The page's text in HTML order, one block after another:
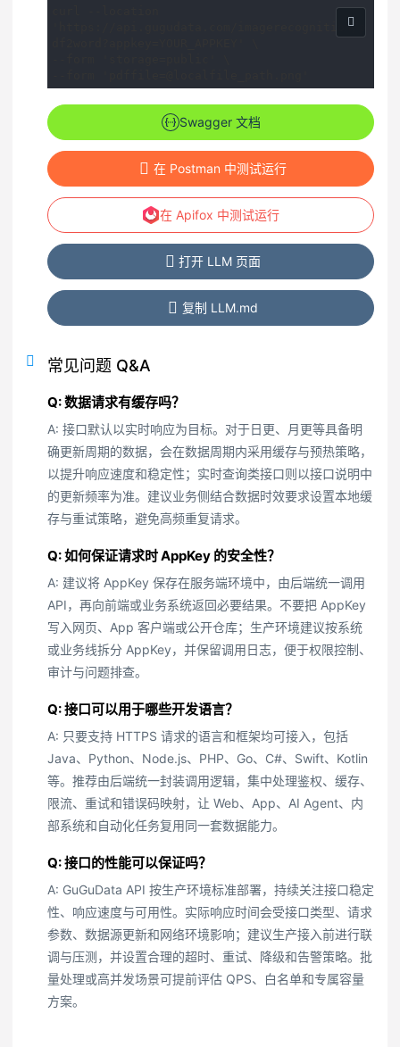
'https://api.gugudata.com/imagerecognition/p
Swagger 文档
在 Postman 中测试运行
在 Apifox 中测试运行
打开 LLM 页面
复制 LLM.md
常见问题 Q&A
Q: 数据请求有缓存吗？
A: 接口默认以实时响应为目标。对于日更、月更等具备明
确更新周期的数据，会在数据周期内采用缓存与预热策略，
以提升响应速度和稳定性；实时查询类接口则以接口说明中
的更新频率为准。建议业务侧结合数据时效要求设置本地缓
存与重试策略，避免高频重复请求。
Q: 如何保证请求时 AppKey 的安全性？
A: 建议将 AppKey 保存在服务端环境中，由后端统一调用
API，再向前端或业务系统返回必要结果。不要把 AppKey
写入网页、App 客户端或公开仓库；生产环境建议按系统
或业务线拆分 AppKey，并保留调用日志，便于权限控制、
审计与问题排查。
Q: 接口可以用于哪些开发语言？
A: 只要支持 HTTPS 请求的语言和框架均可接入，包括
Java、Python、Node.js、PHP、Go、C#、Swift、Kotlin
等。推荐由后端统一封装调用逻辑，集中处理鉴权、缓存、
限流、重试和错误码映射，让 Web、App、AI Agent、内
部系统和自动化任务复用同一套数据能力。
Q: 接口的性能可以保证吗？
A: GuGuData API 按生产环境标准部署，持续关注接口稳定
性、响应速度与可用性。实际响应时间会受接口类型、请求
参数、数据源更新和网络环境影响；建议生产接入前进行联
调与压测，并设置合理的超时、重试、降级和告警策略。批
量处理或高并发场景可提前评估 QPS、白名单和专属容量
方案。